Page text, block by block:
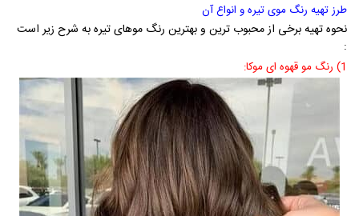
طرز تهیه رنگ موی تیره و انواع آن
نحوه تهیه برخی از محبوب ترین و بهترین رنگ موهای تیره به شرح زیر است
:
1) رنگ مو قهوه ای موکا: